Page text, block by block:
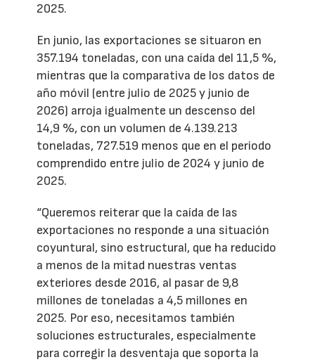
2025.
En junio, las exportaciones se situaron en
357.194 toneladas, con una caída del 11,5 %,
mientras que la comparativa de los datos de
año móvil (entre julio de 2025 y junio de
2026) arroja igualmente un descenso del
14,9 %, con un volumen de 4.139.213
toneladas, 727.519 menos que en el periodo
comprendido entre julio de 2024 y junio de
2025.
“Queremos reiterar que la caída de las
exportaciones no responde a una situación
coyuntural, sino estructural, que ha reducido
a menos de la mitad nuestras ventas
exteriores desde 2016, al pasar de 9,8
millones de toneladas a 4,5 millones en
2025. Por eso, necesitamos también
soluciones estructurales, especialmente
para corregir la desventaja que soporta la